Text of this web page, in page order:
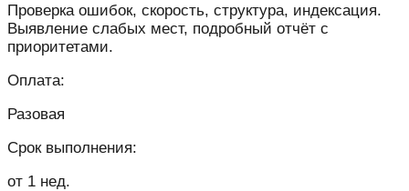
Проверка ошибок, скорость, структура, индексация.
Выявление слабых мест, подробный отчёт с
приоритетами.
Оплата:
Разовая
Срок выполнения:
от 1 нед.